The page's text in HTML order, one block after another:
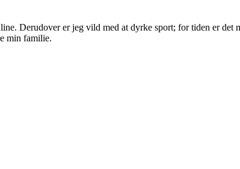
Derudover er jeg vild med at dyrke sport; for tiden er
min familie.